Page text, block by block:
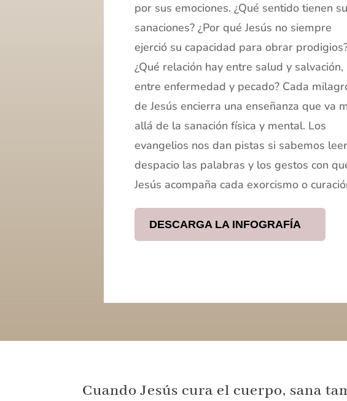
por sus emociones. ¿Qué sentido tienen
sanaciones? ¿Por qué Jesús no siempre
ejerció su capacidad para obrar
¿Qué relación hay entre salud y salvación,
entre enfermedad y pecado? Cada
de Jesús encierra una enseñanza que va
allá de la sanación física y mental. Los
evangelios nos dan pistas si sabemos leer
despacio las palabras y los gestos con
Jesús acompaña cada exorcismo o
DESCARGA LA INFOGRAFÍA
Cuando Jesús cura el cuerpo, sana